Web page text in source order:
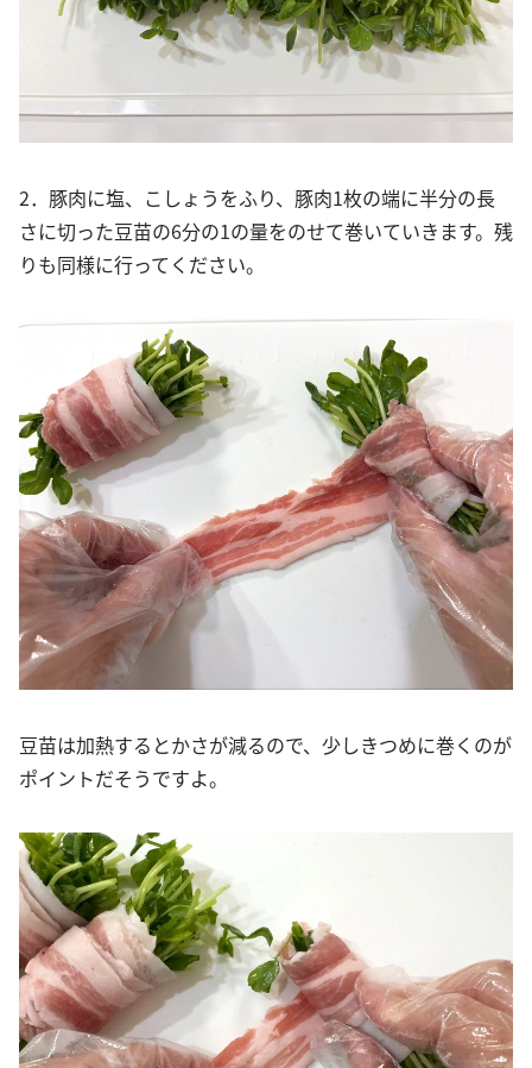
2．豚肉に塩、こしょうをふり、豚肉1枚の端に半分の長
さに切った豆苗の6分の1の量をのせて巻いていきます。残
りも同様に行ってください。
豆苗は加熱するとかさが減るので、少しきつめに巻くのが
ポイントだそうですよ。